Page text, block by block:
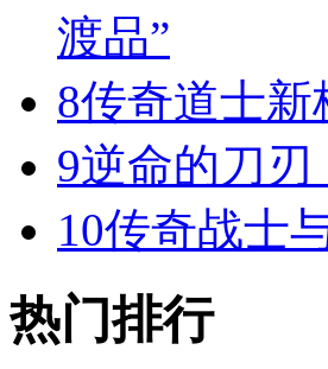
渡品”
8传奇道士新
9逆命的刀刃
10传奇战士
热门排行